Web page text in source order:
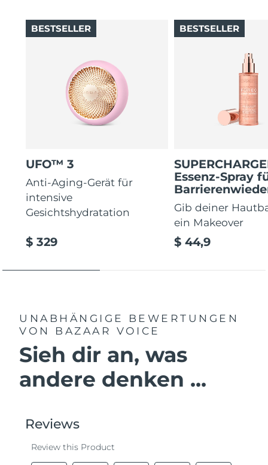
UFO™ 3
Anti-Aging-Gerät für
intensive
Gesichtshydratation
$ 329
BESTSELLER
Essenz-Spray
Gib deiner
ein Makeover
$ 44,9
BESTSELLER
UNABHÄNGIGE BEWERTUNGEN
VON BAZAAR VOICE
Sieh dir an, was
andere denken ...